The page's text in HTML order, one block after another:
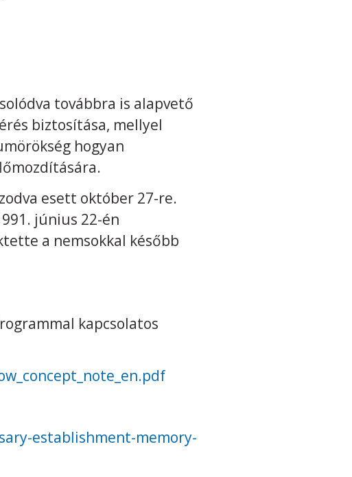
továbbra is alapvető
biztosítása, mellyel
hogyan
esett október 27-re.
június 22-én
a nemsokkal később
kapcsolatos
establishment-memory-